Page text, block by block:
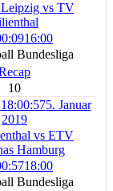
vs TV
16:00
Bundesliga
10
5. Januar
2019
vs ETV
Hamburg
18:00
Bundesliga